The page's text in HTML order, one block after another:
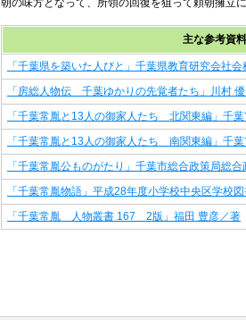
朝の味方となって、所領の回復を狙って頼朝擁立
主な参考資料
「千葉県を築いた人びと」千葉県教育研究会社
「房総人物伝 千葉ゆかりの先覚者たち」川村
「千葉常胤と13人の御家人たち 北関東編」千
「千葉常胤と13人の御家人たち 南関東編」千
「千葉常胤公ものがたり」千葉市総合政策局総
「千葉常胤物語」平成28年度小学校中央区学校
「千葉常胤 人物叢書 167 2版」福田 豊彦／著